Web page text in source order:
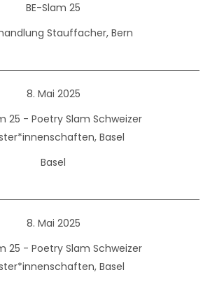
BE-Slam 25
Stauffacher, Bern
8. Mai 2025
25 - Poetry Slam Schweizer
Basel
Basel
8. Mai 2025
25 - Poetry Slam Schweizer
Basel